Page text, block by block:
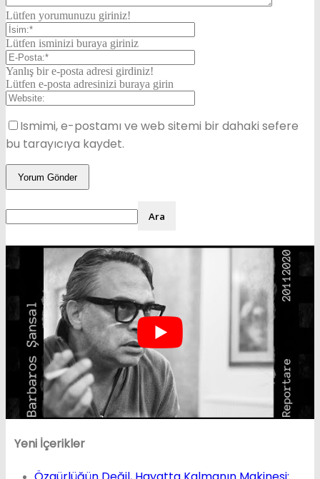
Lütfen yorumunuzu giriniz!
Lütfen isminizi buraya giriniz
Yanlış bir e-posta adresi girdiniz!
Lütfen e-posta adresinizi buraya girin
Ismimi, e-postamı ve web sitemi bir dahaki sefere
bu tarayıcıya kaydet.
Yeni İçerikler